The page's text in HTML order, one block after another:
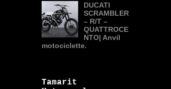
DUCATI
SCRAMBLER
– R/T –
QUATTROCE
NTO| Anvil
motociclette.
Tamarit